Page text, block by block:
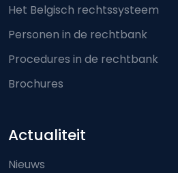
Het Belgisch rechtssysteem
Personen in de rechtbank
Procedures in de rechtbank
Brochures
Actualiteit
Nieuws